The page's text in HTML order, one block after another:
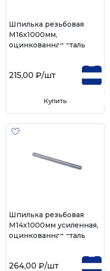
Шпилька резьбовая
М16х1000мм,
оцинкованная сталь
215,00 ₽/шт
Купить
Шпилька резьбовая
М14х1000мм усиленная,
оцинкованная сталь
264,00 ₽/шт